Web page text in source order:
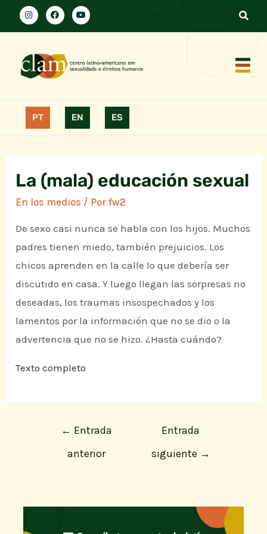
PT EN ES
La (mala) educación sexual
En los medios / Porfw2
De sexo casi nunca se habla con los hijos. Muchos
padres tienen miedo, también prejuicios. Los
chicos aprenden en la calle lo que debería ser
discutido en casa. Y luego llegan las sorpresas no
deseadas, los traumas insospechados y los
lamentos por la información que no se dio o la
advertencia que no se hizo. ¿Hasta cuándo?
Texto completo
← Entrada
anterior
Entrada
siguiente →